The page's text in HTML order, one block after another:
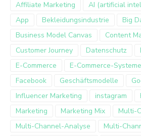
Affiliate Marketing AI (artificial
App
Bekleidungsindustrie
Big
Business Model Canvas
Content
Customer Journey
Datenschutz
E-Commerce
E-Commerce-Systeme
Facebook
Geschäftsmodelle
Influencer Marketing
instagram
Marketing
Marketing Mix
Multi-
Multi-Channel-Analyse
Multi-